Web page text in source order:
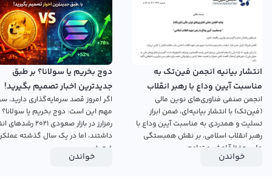
انتشار بیانیه انجمن فین‌تک به
مناسبت آیین وداع با رهبر انقلاب
اسلامی
انجمن صنفی فناوری‌های نوین مالی
(فین‌تک) با انتشار بیانیه‌ای، ضمن ابراز
تسلیت و همدردی به مناسبت آیین وداع با
رهبر انقلاب اسلامی، بر نقش همبستگی
ملی، حفظ آرامش و تداوم...
خواندن
دوج بخریم یا سولانا؟ بر طبق
جدیدترین اخبار تصمیم بگیرید!
اگر امروز قصد سرمایه‌گذاری دارید،
مهم این است: دوج بخریم یا
رمزارز در بازار صعودی ۲۰۲۱
داشتند، اما در یک سال گذشته
ضعیفی...
خواندن